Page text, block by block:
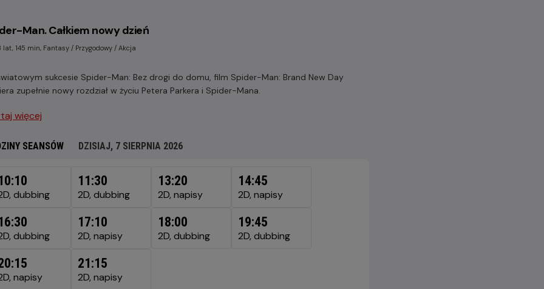
Man. Całkiem nowy dzień
lat, 145 min, Fantasy / Przygodowy / Akcja
sukcesie Spider-Man: Bez drogi do domu, film Spider-Man: Brand New Day
zupełnie nowy rozdział w życiu Petera Parkera i Spider-Mana.
więcej
SEANSÓW
DZISIAJ, 7 SIERPNIA 2026
dubbing
11:30
2D, dubbing
13:20
2D, napisy
14:45
2D, napisy
dubbing
17:10
2D, napisy
18:00
2D, dubbing
19:45
2D, dubbing
napisy
21:15
2D, napisy